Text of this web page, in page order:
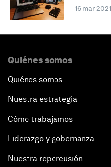
16 mar 2021
Quiénes somos
Quiénes somos
Nuestra estrategia
Cómo trabajamos
Liderazgo y gobernanza
Nuestra repercusión